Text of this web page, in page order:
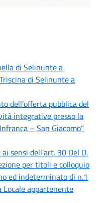
di Selinunte a
di Selinunte a
dell’offerta pubblica del
integrative presso la
– San Giacomo”
sensi dell’art. 30 Del D.
per titoli e colloquio
ed indeterminato di n.1
Locale appartenente